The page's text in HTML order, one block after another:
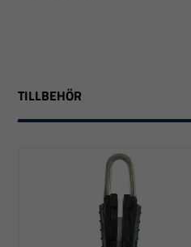
TILLBEHÖR